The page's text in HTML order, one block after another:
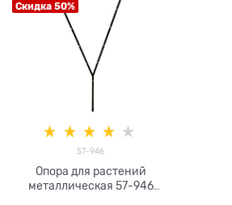
Скидка 50%
57-946
Опора для растений
металлическая 57-946